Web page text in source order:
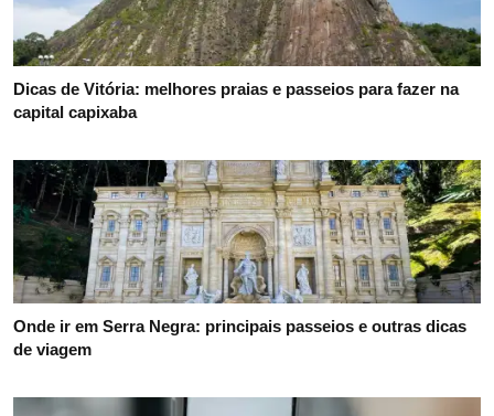
Dicas de Vitória: melhores praias e passeios para fazer na
capital capixaba
Onde ir em Serra Negra: principais passeios e outras dicas
de viagem